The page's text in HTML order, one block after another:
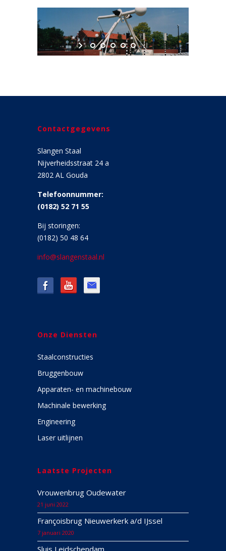
Contactgegevens
Slangen Staal
Nijverheidsstraat 24 a
2802 AL Gouda
Telefoonnummer:
(0182) 52 71 55
Bij storingen:
(0182) 50 48 64
info@slangenstaal.nl
Onze Diensten
Staalconstructies
Bruggenbouw
Apparaten- en machinebouw
Machinale bewerking
Engineering
Laser uitlijnen
Laatste Projecten
Vrouwenbrug Oudewater
21 juni 2022
Françoisbrug Nieuwerkerk a/d IJssel
7 januari 2020
Sluis Leidschendam